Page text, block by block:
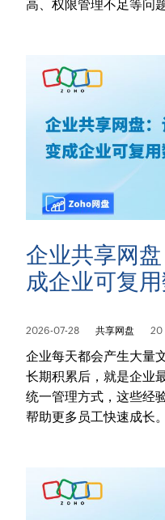
高、权限管理不足等问题
企业共享网
成企业可复
2026-07-28 共享网盘 20
企业每天都会产生大量
长期积累后，就是企业
统一管理方式，这些经
帮助更多员工快速成长。